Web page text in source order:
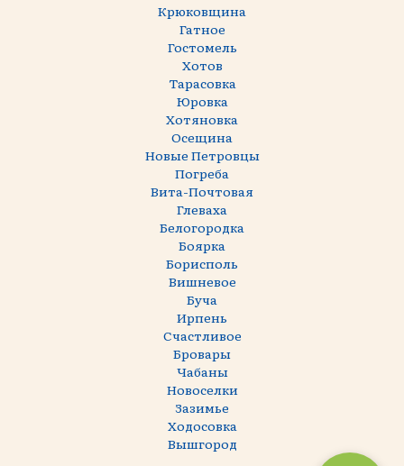
Крюковщина
Гатное
Гостомель
Хотов
Тарасовка
Юровка
Хотяновка
Осещина
Новые Петровцы
Погреба
Вита-Почтовая
Глеваха
Белогородка
Боярка
Борисполь
Вишневое
Буча
Ирпень
Счастливое
Бровары
Чабаны
Новоселки
Зазимье
Ходосовка
Вышгород